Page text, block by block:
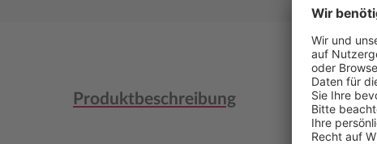
Produktbeschreibung